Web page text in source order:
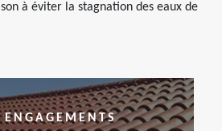
à éviter la stagnation des eaux de
ENGAGEMENTS